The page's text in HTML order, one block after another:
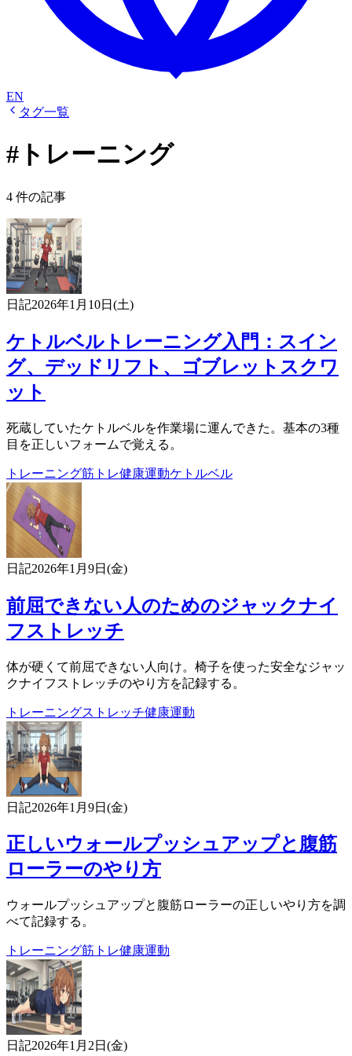
EN
タグ一覧
#トレーニング
4 件の記事
日記2026年1月10日(土)
ケトルベルトレーニング入門：スイン
グ、デッドリフト、ゴブレットスクワ
ット
死蔵していたケトルベルを作業場に運んできた。基本の3種
目を正しいフォームで覚える。
トレーニング筋トレ健康運動ケトルベル
日記2026年1月9日(金)
前屈できない人のためのジャックナイ
フストレッチ
体が硬くて前屈できない人向け。椅子を使った安全なジャッ
クナイフストレッチのやり方を記録する。
トレーニングストレッチ健康運動
日記2026年1月9日(金)
正しいウォールプッシュアップと腹筋
ローラーのやり方
ウォールプッシュアップと腹筋ローラーの正しいやり方を調
べて記録する。
トレーニング筋トレ健康運動
日記2026年1月2日(金)